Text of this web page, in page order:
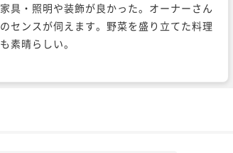
家具・照明や装飾が良かった。オーナーさん
のセンスが伺えます。野菜を盛り立てた料理
も素晴らしい。